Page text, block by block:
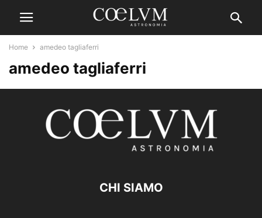
Home amedeo tagliaferri
amedeo tagliaferri
CHI SIAMO